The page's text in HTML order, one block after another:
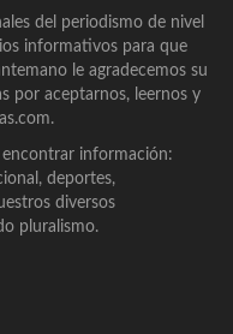
del periodismo de nivel
informativos para que
le agradecemos su
por aceptarnos, leernos y
información:
deportes,
diversos
pluralismo.